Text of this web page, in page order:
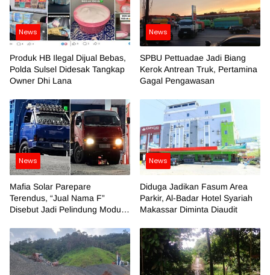
News
Produk HB Ilegal Dijual Bebas,
Polda Sulsel Didesak Tangkap
Owner Dhi Lana
News
SPBU Pettuadae Jadi Biang
Kerok Antrean Truk, Pertamina
Gagal Pengawasan
News
Mafia Solar Parepare
Terendus, “Jual Nama F”
Disebut Jadi Pelindung Modus
News
Diduga Jadikan Fasum Area
Parkir, Al-Badar Hotel Syariah
Makassar Diminta Diaudit